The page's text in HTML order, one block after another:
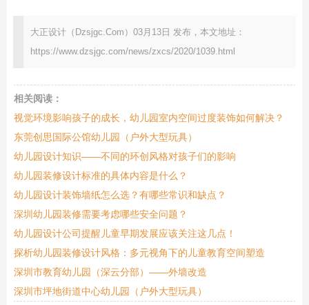
大正设计（Dzsjgc.Com）03月13日 发布，本文地址：
https://www.dzsjgc.com/news/zxcs/2020/1039.html
相关阅读：
视觉环境影响孩子的成长，幼儿园室内空间过度装饰如何解决？
东莞创思国际公馆幼儿园（户外大型玩具）
幼儿园设计知识——不同的环创风格对孩子们的影响
幼儿园装修设计标准的具体内容是什么？
幼儿园设计装饰墙纸怎么选？有哪些常识和缺点？
深圳幼儿园装修需要考虑哪些安全问题？
幼儿园设计公司提醒儿童早期发展应该关注这几点！
探析幼儿园装修设计风格：多元视角下的儿童教育空间塑造
深圳市教育幼儿园（深云分部）——外墙改造
深圳市坪地街道中心幼儿园（户外大型玩具）